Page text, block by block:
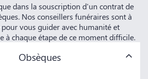
dans la souscription d'un contrat de
Nos conseillers funéraires sont à
vous guider avec humanité et
à chaque étape de ce moment difficile.
Obsèques